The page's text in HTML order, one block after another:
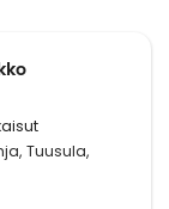
Tuusula,